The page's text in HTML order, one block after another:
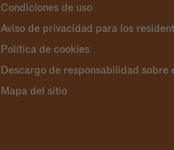
Condiciones de uso
Aviso de privacidad para los
Política de cookies
Descargo de responsabilidad sobre
Mapa del sitio